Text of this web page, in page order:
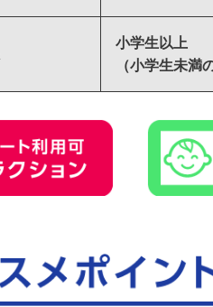
小学生以上
（小学生未満